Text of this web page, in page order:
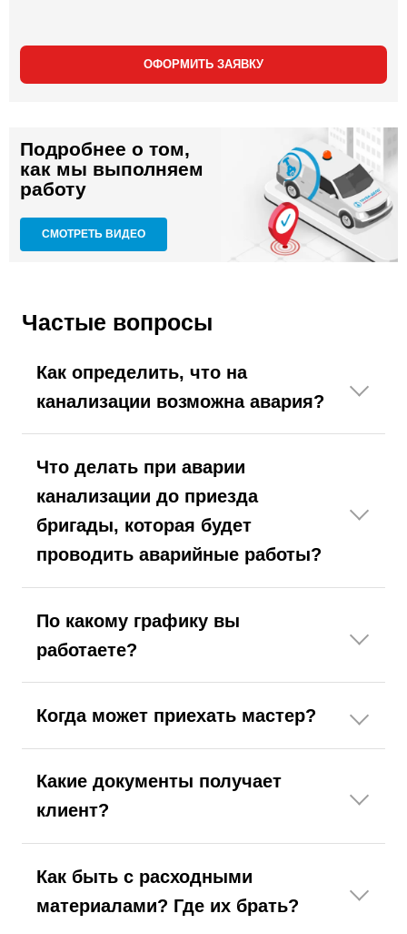
ОФОРМИТЬ ЗАЯВКУ
Подробнее о том,
как мы выполняем
работу
СМОТРЕТЬ ВИДЕО
Частые вопросы
Как определить, что на
канализации возможна авария?
Что делать при аварии
канализации до приезда
бригады, которая будет
проводить аварийные работы?
По какому графику вы
работаете?
Когда может приехать мастер?
Какие документы получает
клиент?
Как быть с расходными
материалами? Где их брать?